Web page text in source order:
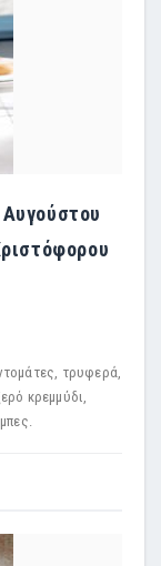
τρυφερά,
κρεμμύδι,